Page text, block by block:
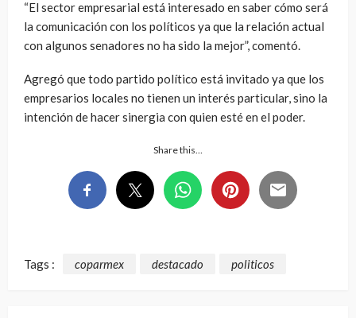
“El sector empresarial está interesado en saber cómo será
la comunicación con los políticos ya que la relación actual
con algunos senadores no ha sido la mejor”, comentó.
Agregó que todo partido político está invitado ya que los
empresarios locales no tienen un interés particular, sino la
intención de hacer sinergia con quien esté en el poder.
Share this…
Tags : coparmex destacado politicos